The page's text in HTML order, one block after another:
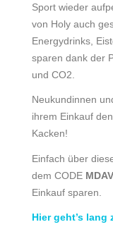
Sport wieder
von Holy auch
Energydrinks,
sparen dank der
und CO2.
Neukundinnen
ihrem Einkauf
Kacken!
Einfach über
dem CODE
Einkauf sparen.
Hier geht’s lang